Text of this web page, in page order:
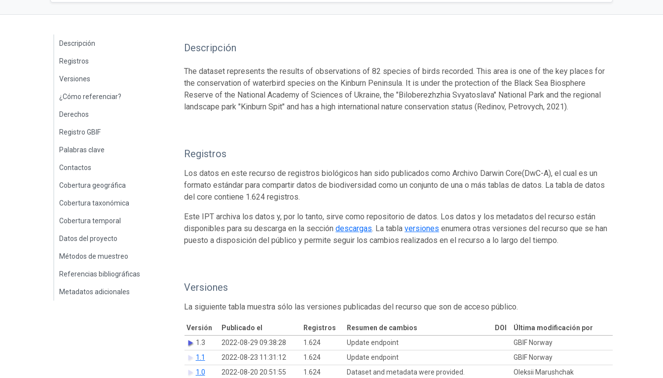
Descripción
Registros
Versiones
¿Cómo referenciar?
Derechos
Registro GBIF
Palabras clave
Contactos
Cobertura geográfica
Cobertura taxonómica
Cobertura temporal
Datos del proyecto
Métodos de muestreo
Referencias bibliográficas
Metadatos adicionales
Descripción
The dataset represents the results of observations of 82 species of birds recorded. This area is one of the key places for
the conservation of waterbird species on the Kinburn Peninsula. It is under the protection of the Black Sea Biosphere
Reserve of the National Academy of Sciences of Ukraine, the "Biloberezhzhia Svyatoslava" National Park and the regional
landscape park "Kinburn Spit" and has a high international nature conservation status (Redinov, Petrovych, 2021).
Registros
Los datos en este recurso de registros biológicos han sido publicados como Archivo Darwin Core(DwC-A), el cual es un
formato estándar para compartir datos de biodiversidad como un conjunto de una o más tablas de datos. La tabla de datos
del core contiene 1.624 registros.
Este IPT archiva los datos y, por lo tanto, sirve como repositorio de datos. Los datos y los metadatos del recurso están
disponibles para su descarga en la seccióndescargas. La tablaversiones enumera otras versiones del recurso que se han
puesto a disposición del público y permite seguir los cambios realizados en el recurso a lo largo del tiempo.
Versiones
La siguiente tabla muestra sólo las versiones publicadas del recurso que son de acceso público.
Versión Publicado el Registros Resumen de cambios DOI
Última modificación por
1.3
2022-08-29 09:38:28 1.624 Update endpoint
GBIF Norway
1.1
2022-08-23 11:31:12 1.624 Update endpoint
GBIF Norway
1.0
2022-08-20 20:51:55 1.624 Dataset and metadata were provided. Oleksii Marushchak